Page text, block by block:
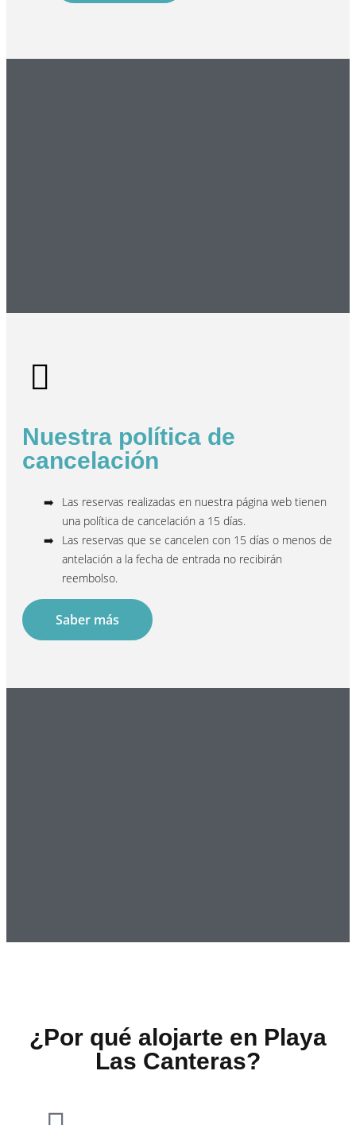
Nuestra política de
cancelación
Las reservas realizadas en nuestra página web tienen
una política de cancelación a 15 días.
Las reservas que se cancelen con 15 días o menos de
antelación a la fecha de entrada no recibirán
reembolso.
Saber más
¿Por qué alojarte en Playa
Las Canteras?